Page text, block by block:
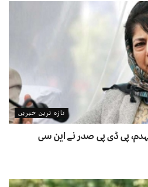
تازہ ترین خبریں
پی ڈی پی صدر نے این سی